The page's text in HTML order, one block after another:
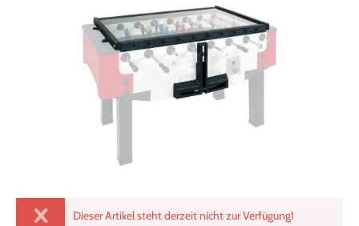
Dieser Artikel steht derzeit nicht zur Verfügung!